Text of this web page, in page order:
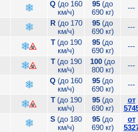
Q (до 160
км/ч)
95 (до
690 кг)
---
R (до 170
км/ч)
95 (до
690 кг)
---
T(до 190
км/ч)
95 (до
690 кг)
---
T(до 190
км/ч)
100 (до
800 кг)
---
Q (до 160
км/ч)
95 (до
690 кг)
---
T(до 190
км/ч)
95 (до
690 кг)
от
S (до 180
км/ч)
95 (до
690 кг)
от